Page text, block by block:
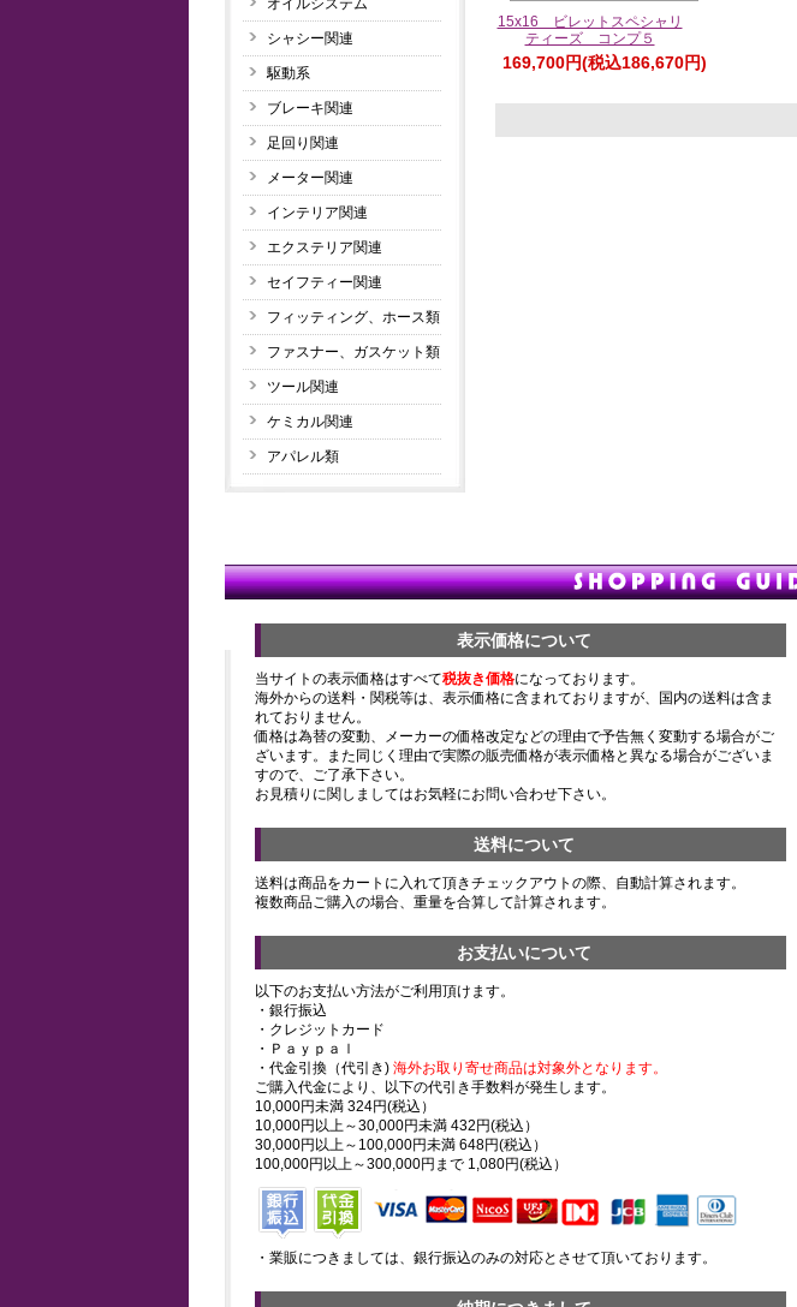
オイルシステム
シャシー関連
駆動系
ブレーキ関連
足回り関連
メーター関連
インテリア関連
エクステリア関連
セイフティー関連
フィッティング、ホース類
ファスナー、ガスケット類
ツール関連
ケミカル関連
アパレル類
15x16 ビレットスペシャリ
ティーズ コンプ５
169,700円(税込186,670円)
表示価格について
当サイトの表示価格はすべて税抜き価格になっております。
海外からの送料・関税等は、表示価格に含まれておりますが、国内の送料は含ま
れておりません。
価格は為替の変動、メーカーの価格改定などの理由で予告無く変動する場合がご
ざいます。また同じく理由で実際の販売価格が表示価格と異なる場合がございま
すので、ご了承下さい。
お見積りに関しましてはお気軽にお問い合わせ下さい。
送料について
送料は商品をカートに入れて頂きチェックアウトの際、自動計算されます。
複数商品ご購入の場合、重量を合算して計算されます。
お支払いについて
以下のお支払い方法がご利用頂けます。
・銀行振込
・クレジットカード
・Ｐａｙｐａｌ
・代金引換（代引き) 海外お取り寄せ商品は対象外となります。
ご購入代金により、以下の代引き手数料が発生します。
10,000円未満 324円(税込）
10,000円以上～30,000円未満 432円(税込）
30,000円以上～100,000円未満 648円(税込）
100,000円以上～300,000円まで 1,080円(税込）
・業販につきましては、銀行振込のみの対応とさせて頂いております。